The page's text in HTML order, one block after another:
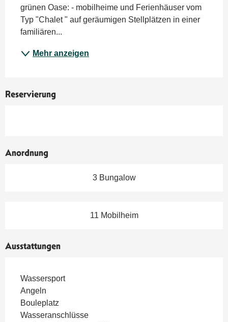
grünen Oase: - mobilheime und Ferienhäuser vom
Typ "Chalet " auf geräumigen Stellplätzen in einer
familiären...
Mehr anzeigen
Reservierung
Anordnung
3 Bungalow
11 Mobilheim
Ausstattungen
Wassersport
Angeln
Bouleplatz
Wasseranschlüsse